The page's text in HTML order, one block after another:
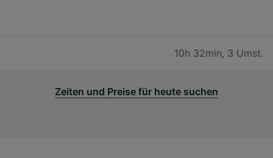
10h 32min, 3 Umst.
Zeiten und Preise für heute suchen